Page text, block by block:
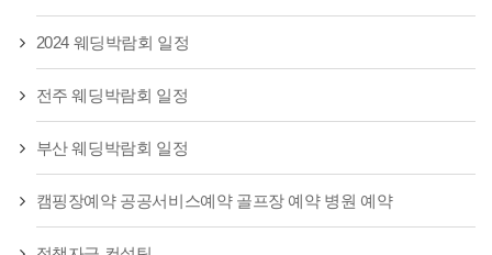
2024 웨딩박람회 일정
전주 웨딩박람회 일정
부산 웨딩박람회 일정
캠핑장예약 공공서비스예약 골프장 예약 병원 예약